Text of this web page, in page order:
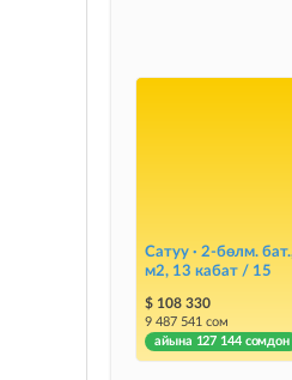
Сатуу · 2-бөлм.
м2, 13 кабат / 15
$ 108 330
9 487 541 сом
айына 127 144 сомдон